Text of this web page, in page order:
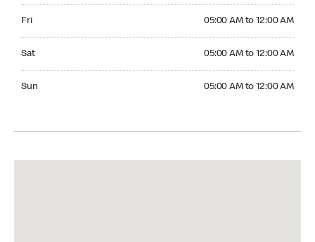
Fri 05:00 AM to 12:00 AM
Sat 05:00 AM to 12:00 AM
Sun 05:00 AM to 12:00 AM